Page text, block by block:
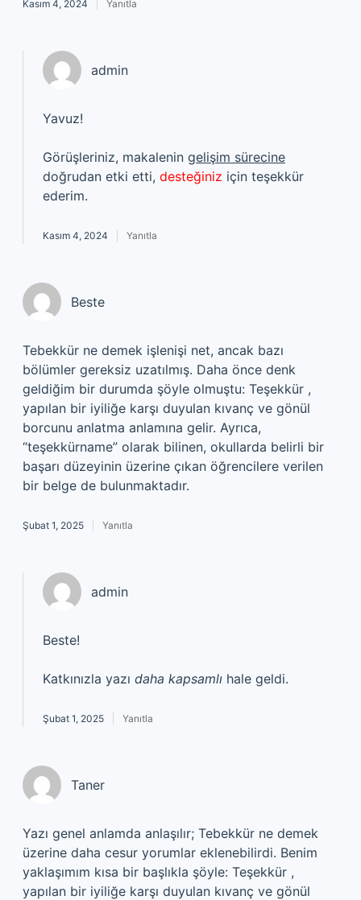
Kasım 4, 2024 Yanıtla
admin
Yavuz!
Görüşleriniz, makalenin gelişim sürecine
doğrudan etki etti, desteğiniz için teşekkür
ederim.
Kasım 4, 2024 Yanıtla
Beste
Tebekkür ne demek işlenişi net, ancak bazı
bölümler gereksiz uzatılmış. Daha önce denk
geldiğim bir durumda şöyle olmuştu: Teşekkür ,
yapılan bir iyiliğe karşı duyulan kıvanç ve gönül
borcunu anlatma anlamına gelir. Ayrıca,
“teşekkürname” olarak bilinen, okullarda belirli bir
başarı düzeyinin üzerine çıkan öğrencilere verilen
bir belge de bulunmaktadır.
Şubat 1, 2025 Yanıtla
admin
Beste!
Katkınızla yazı daha kapsamlı hale geldi.
Şubat 1, 2025 Yanıtla
Taner
Yazı genel anlamda anlaşılır; Tebekkür ne demek
üzerine daha cesur yorumlar eklenebilirdi. Benim
yaklaşımım kısa bir başlıkla şöyle: Teşekkür ,
yapılan bir iyiliğe karşı duyulan kıvanç ve gönül